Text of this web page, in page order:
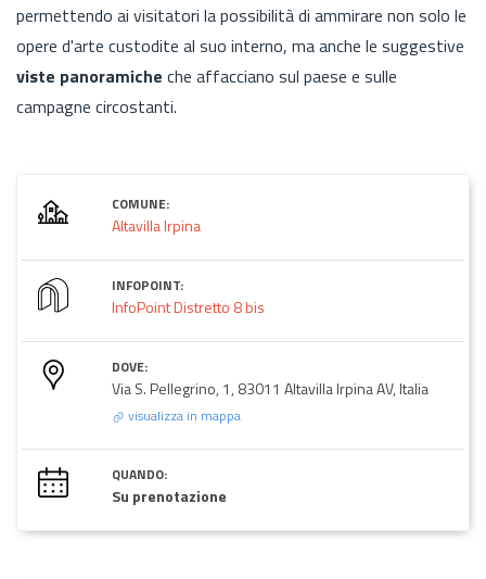
permettendo ai visitatori la possibilità di ammirare non solo le
opere d'arte custodite al suo interno, ma anche le suggestive
viste panoramiche che affacciano sul paese e sulle
campagne circostanti.
COMUNE:
Altavilla Irpina
INFOPOINT:
InfoPoint Distretto 8 bis
DOVE:
Via S. Pellegrino, 1, 83011 Altavilla Irpina AV, Italia
visualizza in mappa
QUANDO:
Su prenotazione